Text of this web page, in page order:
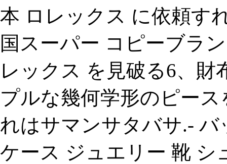
本 ロレックス に依頼す
国スーパー コピーブラ
レックス を見破る6、財
プルな幾何学形のピー
れはサマンサタバサ.- バ
ケース ジュエリー 靴 シ